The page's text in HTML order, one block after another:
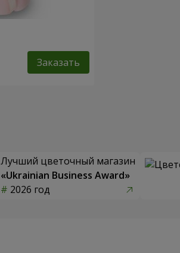
Заказать
Лучший цветочный магазин
«Ukrainian Business Award»
2026 год